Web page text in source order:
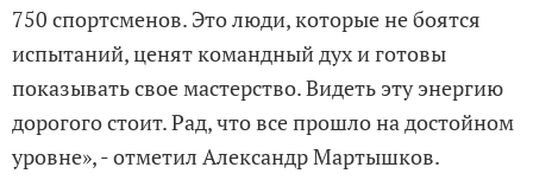
750 спортсменов. Это люди, которые не боятся
испытаний, ценят командный дух и готовы
показывать свое мастерство. Видеть эту энергию
дорогого стоит. Рад, что все прошло на достойном
уровне», - отметил Александр Мартышков.